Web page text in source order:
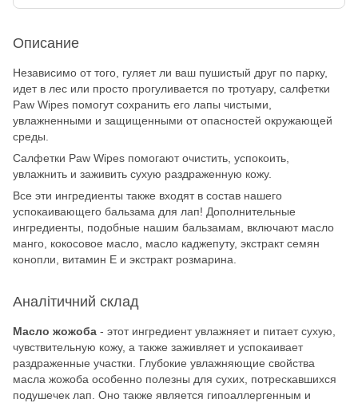
Описание
Независимо от того, гуляет ли ваш пушистый друг по парку,
идет в лес или просто прогуливается по тротуару, салфетки
Paw Wipes помогут сохранить его лапы чистыми,
увлажненными и защищенными от опасностей окружающей
среды.
Салфетки Paw Wipes помогают очистить, успокоить,
увлажнить и заживить сухую раздраженную кожу.
Все эти ингредиенты также входят в состав нашего
успокаивающего бальзама для лап! Дополнительные
ингредиенты, подобные нашим бальзамам, включают масло
манго, кокосовое масло, масло каджепуту, экстракт семян
конопли, витамин Е и экстракт розмарина.
Аналітичний склад
Масло жожоба - этот ингредиент увлажняет и питает сухую,
чувствительную кожу, а также заживляет и успокаивает
раздраженные участки. Глубокие увлажняющие свойства
масла жожоба особенно полезны для сухих, потрескавшихся
подушечек лап. Оно также является гипоаллергенным и